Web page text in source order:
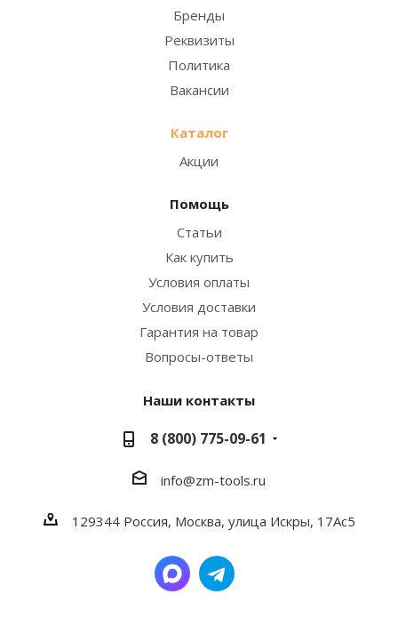
Бренды
Реквизиты
Политика
Вакансии
Каталог
Акции
Помощь
Статьи
Как купить
Условия оплаты
Условия доставки
Гарантия на товар
Вопросы-ответы
Наши контакты
8 (800) 775-09-61
info@zm-tools.ru
129344 Россия, Москва, улица Искры, 17Ас5